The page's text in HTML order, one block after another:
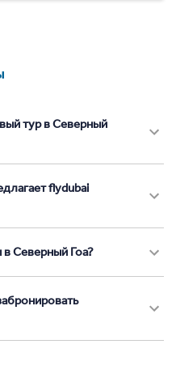
тур в Северный
flydubai
Северный Гоа?